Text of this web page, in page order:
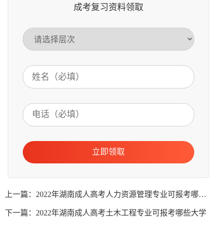
成考复习资料领取
立即领取
上一篇：2022年湖南成人高考人力资源管理专业可报考哪些大学
下一篇：2022年湖南成人高考土木工程专业可报考哪些大学